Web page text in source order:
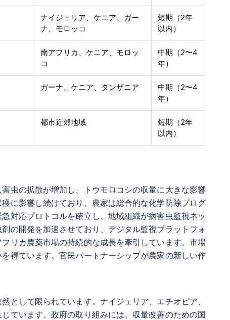
ナイジェリア、ケニア、ガー
ナ、モロッコ
短期（2年
以内）
南アフリカ、ケニア、モロッ
コ
中期（2〜4
年）
ガーナ、ケニア、タンザニア
中期（2〜4
年）
都市近郊地域
短期（2年
以内）
虫の拡散が増加し、トウモロコシの収量に大きな影響
に影響し続けており、農家は総合的な化学防除プログ
対応プロトコルを確立し、地域組織が病害虫監視ネッ
の開発を加速させており、デジタル監視プラットフォ
リカ農薬市場の持続的な成長を牽引しています。市場
得ています。官民パートナーシップが農家の新しい作
として限られています。ナイジェリア、エチオピア、
ています。政府の取り組みには、収量改善のための国